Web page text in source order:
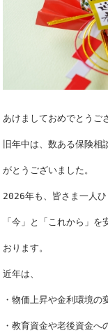
あけましておめでとうご
旧年中は、数ある保険相
がとう ございました。
2026年も、皆さま一人ひ
「今」と「これから」
おります。
近年は、
・物価上昇や金利環境の
・教育資金や老後資金へ